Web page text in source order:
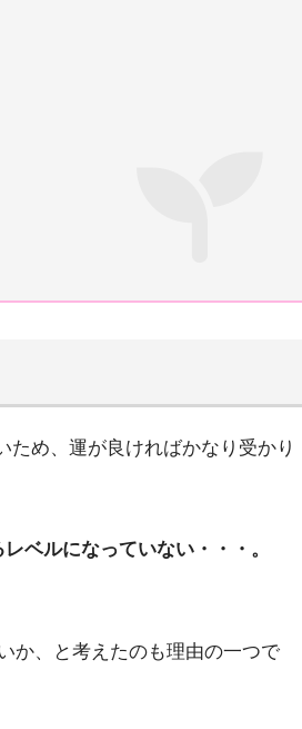
ため、運が良ければかなり受かり
ベルになっていない・・・。
か、と考えたのも理由の一つで